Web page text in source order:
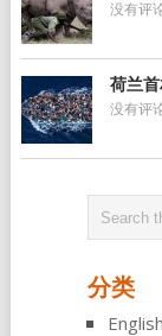
没有评
荷兰
没有评
分类
English